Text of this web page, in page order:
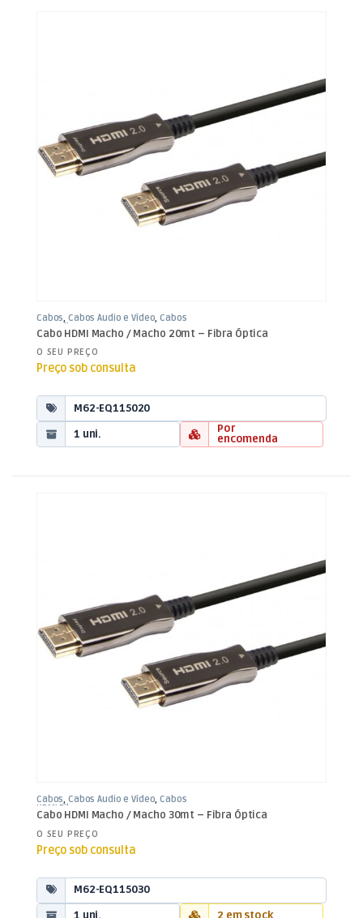
Cabos,Cabos Áudio e Vídeo,Cabos
HDMI Fibra
Cabo HDMI Macho / Macho 20mt – Fibra Óptica
O SEU PREÇO
Preço sob consulta
M62-EQ115020
1 uni.
Por
encomenda
Cabos,Cabos Áudio e Vídeo,Cabos
HDMI Fibra
Cabo HDMI Macho / Macho 30mt – Fibra Óptica
O SEU PREÇO
Preço sob consulta
M62-EQ115030